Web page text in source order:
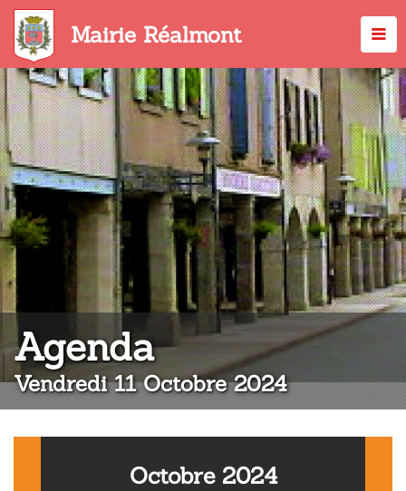
Aller
contenu
principal
Mairie Réalmont
Agenda:
Vendredi 11 Octobre 2024
Octobre 2024